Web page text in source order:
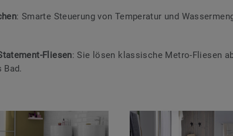
: Smarte Steuerung von Temperatur und
Fliesen: Sie lösen klassische Metro-Fliesen
Bad.